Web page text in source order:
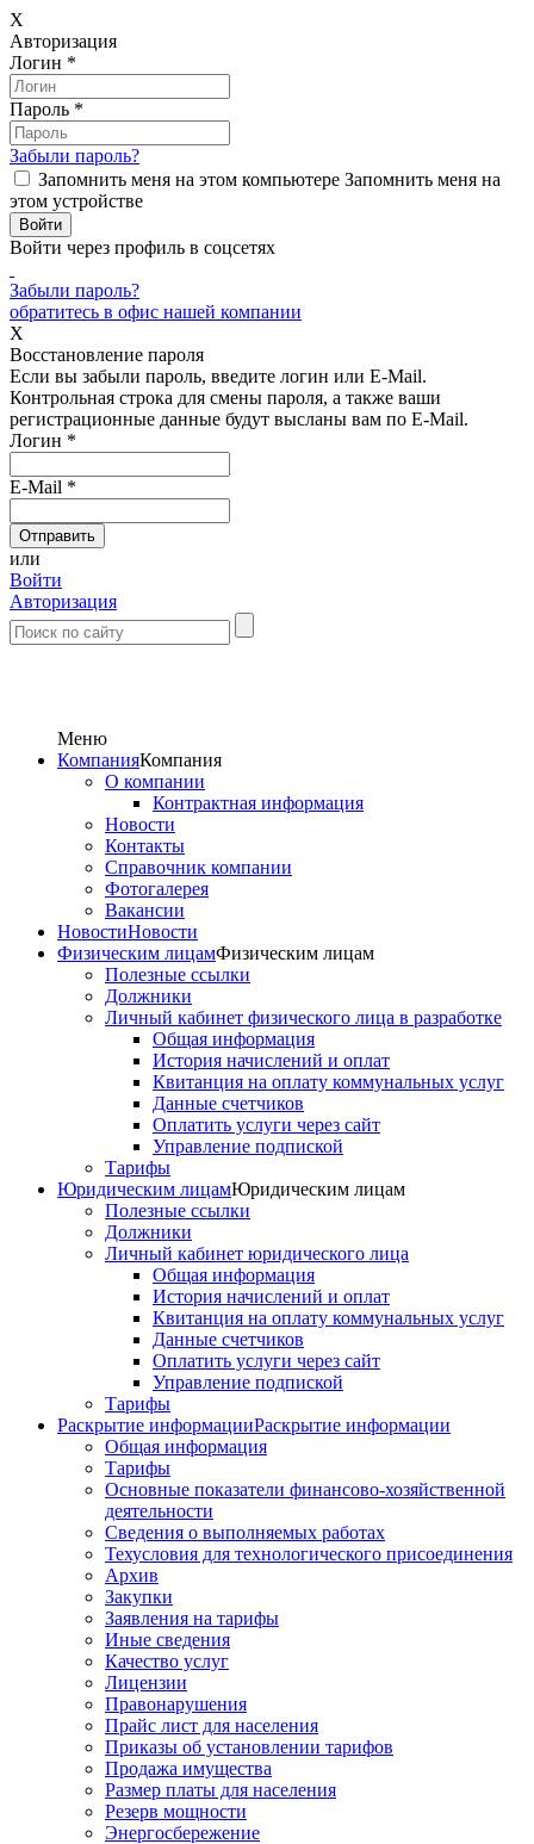
X
Авторизация
Логин *
Пароль *
Забыли пароль?
Запомнить меня на этом компьютере Запомнить меня на
этом устройстве
Войти через профиль в соцсетях
Забыли пароль?
обратитесь в офис нашей компании
X
Восстановление пароля
Если вы забыли пароль, введите логин или E-Mail.
Контрольная строка для смены пароля, а также ваши
регистрационные данные будут высланы вам по E-Mail.
Логин *
E-Mail *
или
Войти
Авторизация
Меню
КомпанияКомпания
О компании
Контрактная информация
Новости
Контакты
Справочник компании
Фотогалерея
Вакансии
НовостиНовости
Физическим лицамФизическим лицам
Полезные ссылки
Должники
Личный кабинет физического лица в разработке
Общая информация
История начислений и оплат
Квитанция на оплату коммунальных услуг
Данные счетчиков
Оплатить услуги через сайт
Управление подпиской
Тарифы
Юридическим лицамЮридическим лицам
Полезные ссылки
Должники
Личный кабинет юридического лица
Общая информация
История начислений и оплат
Квитанция на оплату коммунальных услуг
Данные счетчиков
Оплатить услуги через сайт
Управление подпиской
Тарифы
Раскрытие информацииРаскрытие информации
Общая информация
Тарифы
Основные показатели финансово-хозяйственной
деятельности
Сведения о выполняемых работах
Техусловия для технологического присоединения
Архив
Закупки
Заявления на тарифы
Иные сведения
Качество услуг
Лицензии
Правонарушения
Прайс лист для населения
Приказы об установлении тарифов
Продажа имущества
Размер платы для населения
Резерв мощности
Энергосбережение